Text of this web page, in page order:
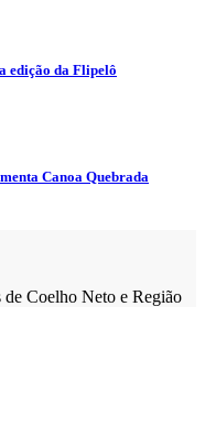
edição da Flipelô
Canoa Quebrada
Coelho Neto e Região